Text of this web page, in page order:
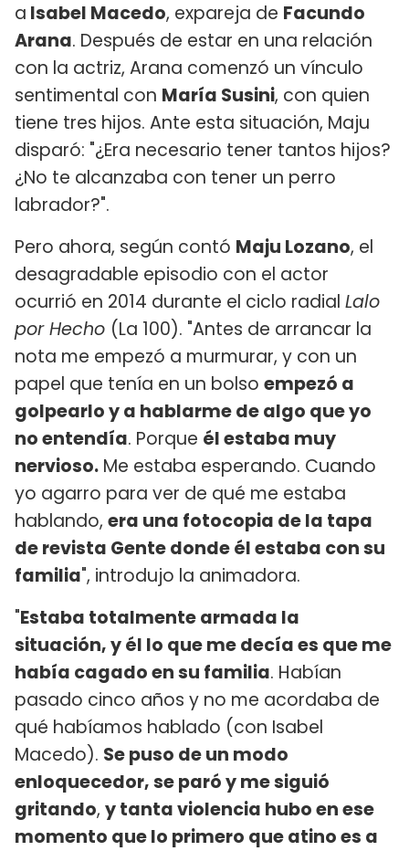
a Isabel Macedo, expareja de Facundo
Arana. Después de estar en una relación
con la actriz, Arana comenzó un vínculo
sentimental con María Susini, con quien
tiene tres hijos. Ante esta situación, Maju
disparó: "¿Era necesario tener tantos hijos?
¿No te alcanzaba con tener un perro
labrador?".
Pero ahora, según contó Maju Lozano, el
desagradable episodio con el actor
ocurrió en 2014 durante el ciclo radial Lalo
por Hecho (La 100). "Antes de arrancar la
nota me empezó a murmurar, y con un
papel que tenía en un bolso empezó a
golpearlo y a hablarme de algo que yo
no entendía. Porque él estaba muy
nervioso. Me estaba esperando. Cuando
yo agarro para ver de qué me estaba
hablando, era una fotocopia de la tapa
de revista Gente donde él estaba con su
familia", introdujo la animadora.
"Estaba totalmente armada la
situación, y él lo que me decía es que me
había cagado en su familia. Habían
pasado cinco años y no me acordaba de
qué habíamos hablado (con Isabel
Macedo). Se puso de un modo
enloquecedor, se paró y me siguió
gritando, y tanta violencia hubo en ese
momento que lo primero que atino es a